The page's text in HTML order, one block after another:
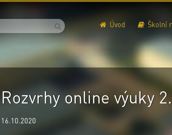
Úvod Školní
Rozvrhy online výuky
16.10.2020